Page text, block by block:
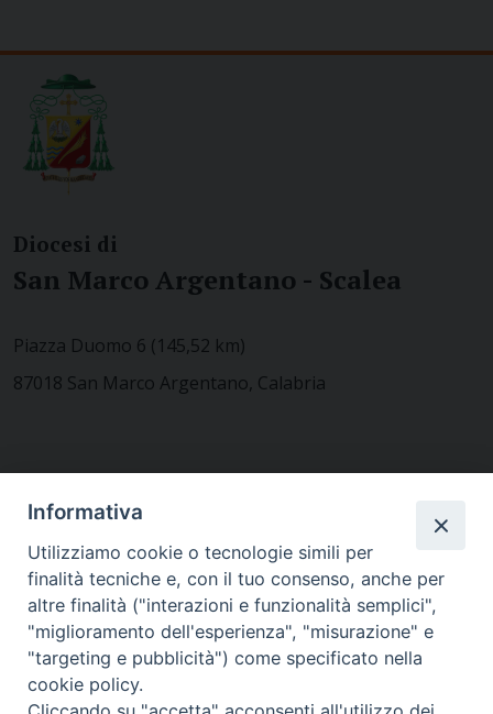
Diocesi di
San Marco Argentano - Scalea
Piazza Duomo 6 (145,52 km)
87018 San Marco Argentano, Calabria
MODULISTICA
WEBMAIL
Informativa
Utilizziamo cookie o tecnologie simili per
finalità tecniche e, con il tuo consenso, anche per
altre finalità ("interazioni e funzionalità semplici",
"miglioramento dell'esperienza", "misurazione" e
"targeting e pubblicità") come specificato nella
cookie policy.